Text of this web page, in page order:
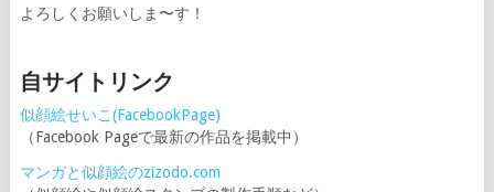
よろしくお願いしま〜す！
自サイトリンク
似顔絵せいこ(FacebookPage)
（Facebook Pageで最新の作品を掲載中）
マンガと似顔絵のzizodo.com